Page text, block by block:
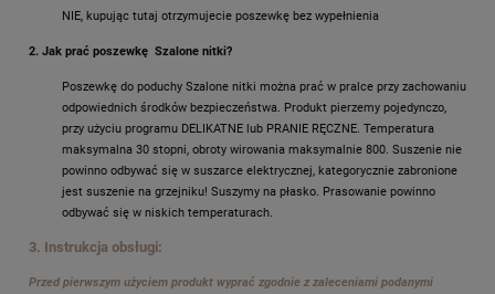
NIE, kupując tutaj otrzymujecie poszewkę bez wypełnienia
2. Jak prać poszewkę Szalone nitki?
Poszewkę do poduchy Szalone nitki można prać w pralce przy zachowaniu
odpowiednich środków bezpieczeństwa. Produkt pierzemy pojedynczo,
przy użyciu programu DELIKATNE lub PRANIE RĘCZNE. Temperatura
maksymalna 30 stopni, obroty wirowania maksymalnie 800. Suszenie nie
powinno odbywać się w suszarce elektrycznej, kategorycznie zabronione
jest suszenie na grzejniku! Suszymy na płasko. Prasowanie powinno
odbywać się w niskich temperaturach.
3. Instrukcja obsługi:
Przed pierwszym użyciem produkt wyprać zgodnie z zaleceniami podanymi